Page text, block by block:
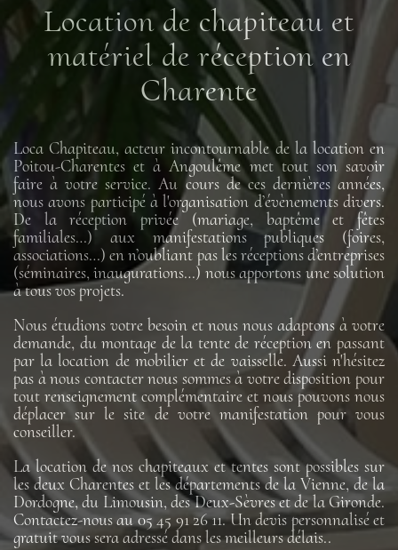
Location de chapiteau et
matériel de réception en
Charente
Loca Chapiteau, acteur incontournable de la location en
Poitou-Charentes et à Angoulême met tout son savoir
faire à votre service. Au cours de ces dernières années,
nous avons participé à l'organisation d’évènements divers.
De la réception privée (mariage, baptême et fêtes
familiales…) aux manifestations publiques (foires,
associations…) en n’oubliant pas les réceptions d’entreprises
(séminaires, inaugurations…) nous apportons une solution
à tous vos projets.
Nous étudions votre besoin et nous nous adaptons à votre
demande, du montage de la tente de réception en passant
par la location de mobilier et de vaisselle. Aussi n'hésitez
pas à nous contacter nous sommes à votre disposition pour
tout renseignement complémentaire et nous pouvons nous
déplacer sur le site de votre manifestation pour vous
conseiller.
La location de nos chapiteaux et tentes sont possibles sur
les deux Charentes et les départements de la Vienne, de la
Dordogne, du Limousin, des Deux-Sèvres et de la Gironde.
Contactez-nous au 05 45 91 26 11. Un devis personnalisé et
gratuit vous sera adressé dans les meilleurs délais..